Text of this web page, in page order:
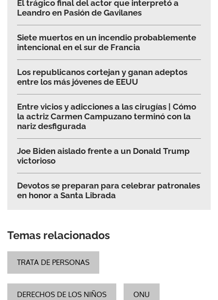
El trágico final del actor que interpretó a
Leandro en Pasión de Gavilanes
Siete muertos en un incendio probablemente
intencional en el sur de Francia
Los republicanos cortejan y ganan adeptos
entre los más jóvenes de EEUU
Entre vicios y adicciones a las cirugías | Cómo
la actriz Carmen Campuzano terminó con la
nariz desfigurada
Joe Biden aislado frente a un Donald Trump
victorioso
Devotos se preparan para celebrar patronales
en honor a Santa Librada
Temas relacionados
TRATA DE PERSONAS
DERECHOS DE LOS NIÑOS ONU